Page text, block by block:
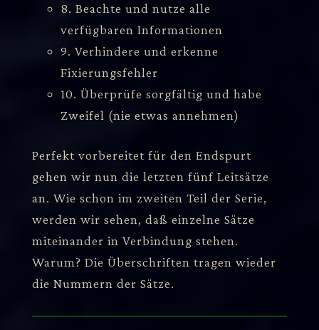
8. Beachte und nutze alle
verfügbaren Informationen
9. Verhindere und erkenne
Fixierungsfehler
10. Überprüfe sorgfältig und habe
Zweifel (nie etwas annehmen)
Perfekt vorbereitet für den Endspurt
gehen wir nun die letzten fünf Leitsätze
an. Wie schon im zweiten Teil der Serie,
werden wir sehen, daß einzelne Sätze
miteinander in Verbindung stehen.
Warum? Die Überschriften tragen wieder
die Nummern der Sätze.